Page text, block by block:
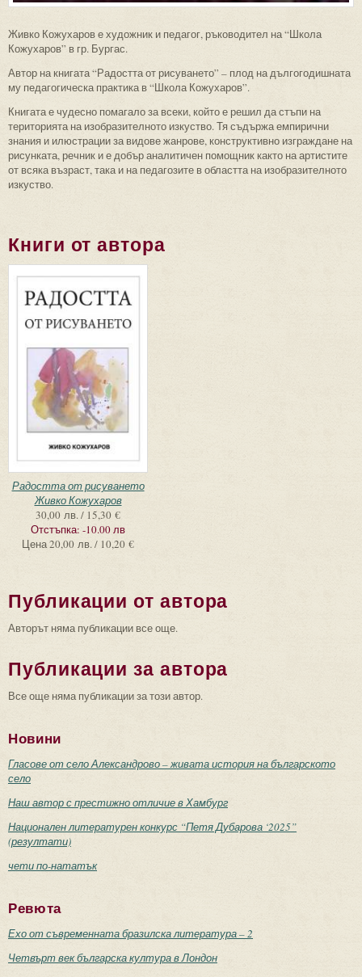
Живко Кожухаров е художник и педагог, ръководител на “Школа
Кожухаров” в гр. Бургас.
Автор на книгата “Радостта от рисуването” – плод на дългогодишната
му педагогическа практика в “Школа Кожухаров”.
Книгата е чудесно помагало за всеки, който е решил да стъпи на
територията на изобразителното изкуство. Тя съдържа емпирични
знания и илюстрации за видове жанрове, конструктивно изграждане на
рисунката, речник и е добър аналитичен помощник както на артистите
от всяка възраст, така и на педагозите в областта на изобразителното
изкуство.
Книги от автора
Радостта от рисуването
Живко Кожухаров
30,00 лв. / 15,30 €
Отстъпка: -10.00 лв
Цена20,00 лв. / 10,20 €
Публикации от автора
Авторът няма публикации все още.
Публикации за автора
Все още няма публикации за този автор.
Новини
Гласове от село Александрово – живата история на българското
село
Наш автор с престижно отличие в Хамбург
Национален литературен конкурс “Петя Дубарова ‘2025”
(резултати)
чети по-нататък
Ревюта
Ехо от съвременната бразилска литература – 2
Четвърт век българска култура в Лондон